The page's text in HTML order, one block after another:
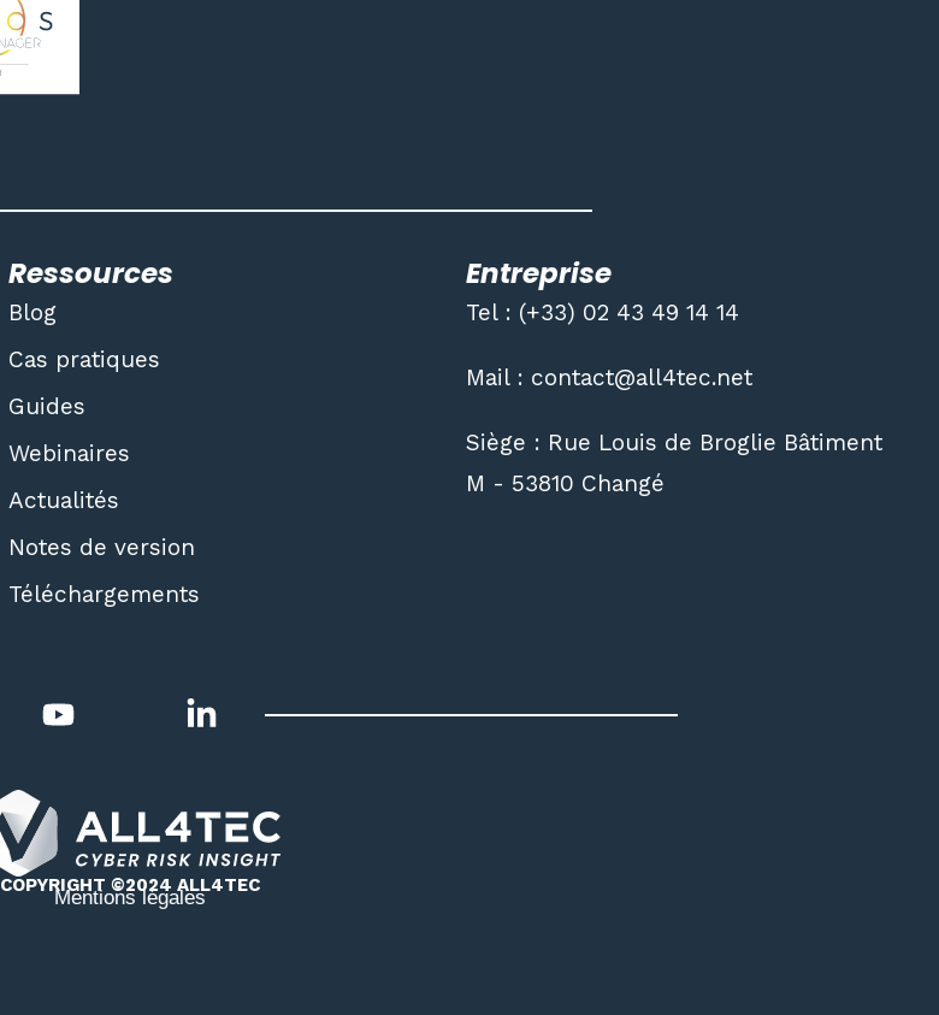
Ressources
Blog
Cas pratiques
Guides
Webinaires
Actualités
Notes de version
Téléchargements
Entreprise
Tel : (+33) 02 43 49 14 14
Mail : contact@all4tec.net
Siège : Rue Louis de Broglie Bâtiment
M - 53810 Changé
COPYRIGHT ©2024 ALL4TEC
Mentions légales